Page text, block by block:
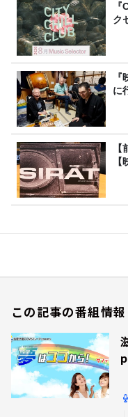
ク
に
この記事の番組情報